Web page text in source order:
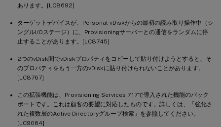
あります。[LC8692]
ターゲットデバイスが、Personal vDiskからの最初の読み取り操作中（シ
ングルI/Oステージ）に、Provisioningサーバーとの通信をランダムに停
止することがあります。[LC8745]
2つのvDisk間でvDiskプロパティをコピーして貼り付けようとすると、そ
のプロパティをもう一方のvDiskに貼り付けられないことがあります。
[LC8767]
この拡張機能は、Provisioning Services 7.17で導入された機能のバック
ポートです。これは顧客の要望に対応したものです。詳しくは、「強化さ
れた複数層のActive Directoryグループ検索」を参照してください。
[LC9064]